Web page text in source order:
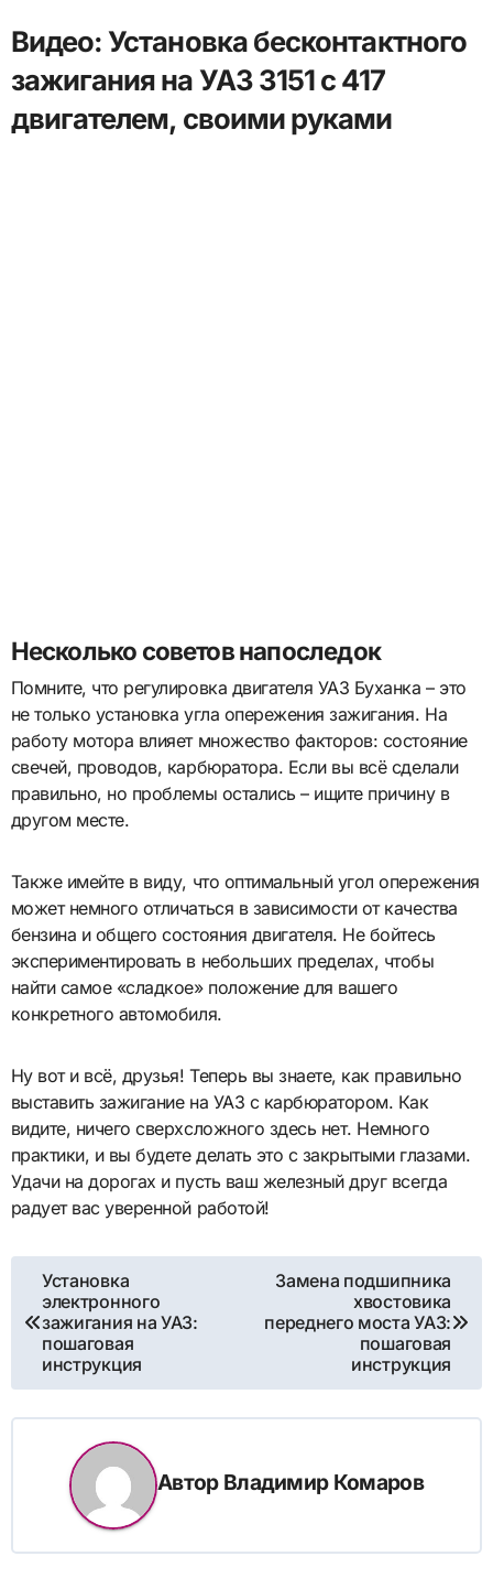
Видео: Установка бесконтактного
зажигания на УАЗ 3151 с 417
двигателем, своими руками
Несколько советов напоследок
Помните, что регулировка двигателя УАЗ Буханка – это
не только установка угла опережения зажигания. На
работу мотора влияет множество факторов: состояние
свечей, проводов, карбюратора. Если вы всё сделали
правильно, но проблемы остались – ищите причину в
другом месте.
Также имейте в виду, что оптимальный угол опережения
может немного отличаться в зависимости от качества
бензина и общего состояния двигателя. Не бойтесь
экспериментировать в небольших пределах, чтобы
найти самое «сладкое» положение для вашего
конкретного автомобиля.
Ну вот и всё, друзья! Теперь вы знаете, как правильно
выставить зажигание на УАЗ с карбюратором. Как
видите, ничего сверхсложного здесь нет. Немного
практики, и вы будете делать это с закрытыми глазами.
Удачи на дорогах и пусть ваш железный друг всегда
радует вас уверенной работой!
Навигация
по
записям
Установка
электронного
зажигания на УАЗ:
пошаговая
инструкция
Замена подшипника
хвостовика
переднего моста УАЗ:
пошаговая
инструкция
Автор Владимир Комаров